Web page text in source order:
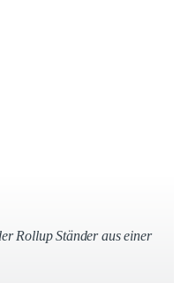
Rollup Ständer aus einer